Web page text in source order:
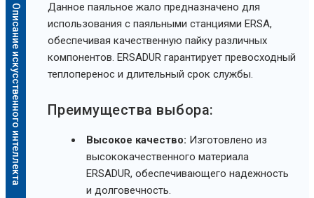
Описание искусственного интеллекта
Данное паяльное жало предназначено для
использования с паяльными станциями ERSA,
обеспечивая качественную пайку различных
компонентов. ERSADUR гарантирует превосходный
теплоперенос и длительный срок службы.
Преимущества выбора:
Высокое качество: Изготовлено из
высококачественного материала
ERSADUR, обеспечивающего надежность
и долговечность.